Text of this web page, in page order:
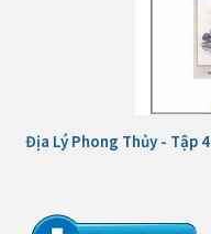
Địa Lý Phong Thủy - Tập 4